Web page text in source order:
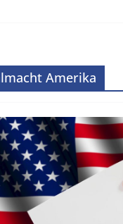
Amerika